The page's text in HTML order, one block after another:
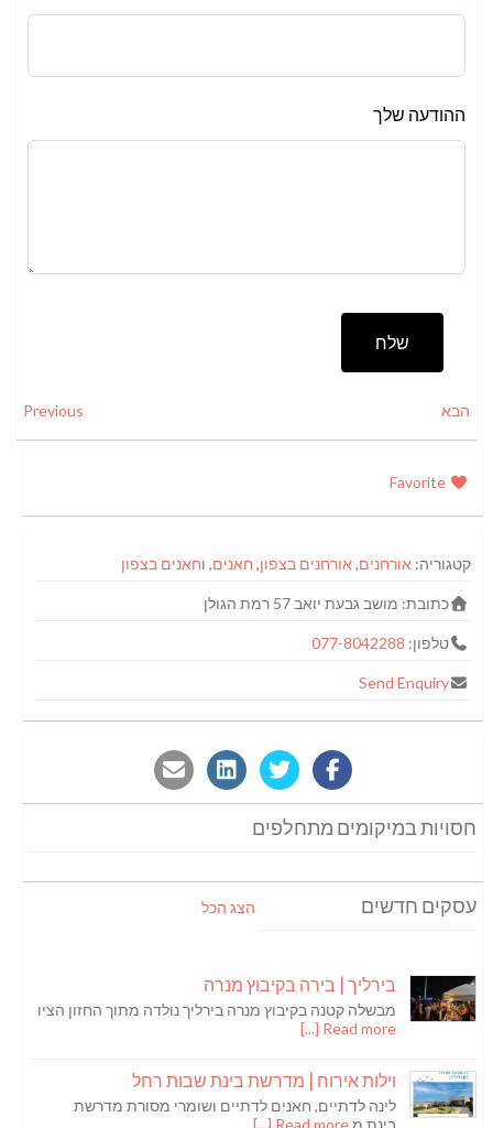
ההודעה שלך
שלח
Previous הבא
Favorite
קטגוריה: אורחנים, אורחנים בצפון, חאנים, וחאנים בצפון
כתובת: מושב גבעת יואב 57 רמת הגולן
טלפון: 077-8042288
Send Enquiry
חסויות במיקומים מתחלפים
עסקים חדשים הצג הכל
בירליך | בירה בקיבוץ מנרה
מבשלה קטנה בקיבוץ מנרה בירליך נולדה מתוך החזון הציו
Read more [...]
וילות אירוח | מדרשת בינת שבות רחל
לינה לדתיים, חאנים לדתיים ושומרי מסורת מדרשת
בינת מRead more [...]